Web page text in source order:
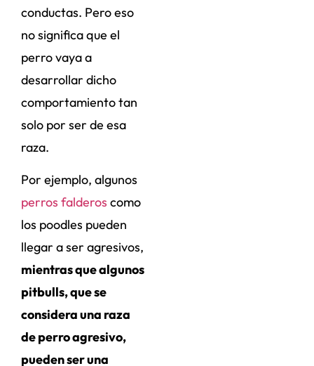
conductas. Pero eso
no significa que el
perro vaya a
desarrollar dicho
comportamiento tan
solo por ser de esa
raza.
Por ejemplo, algunos
perros falderos como
los poodles pueden
llegar a ser agresivos,
mientras que algunos
pitbulls, que se
considera una raza
de perro agresivo,
pueden ser una